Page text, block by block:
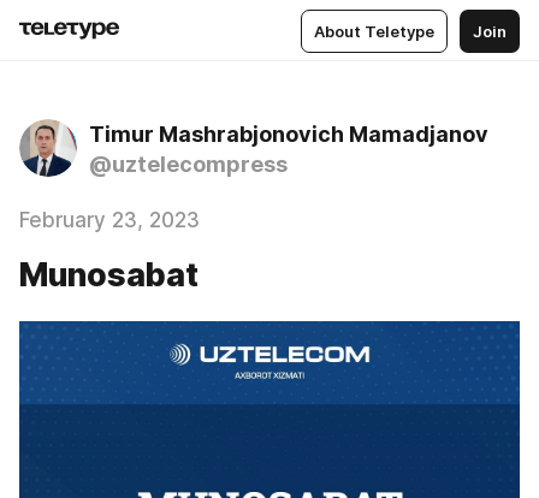
About Teletype Join
Timur Mashrabjonovich Mamadjanov
@uztelecompress
February 23, 2023
Munosabat